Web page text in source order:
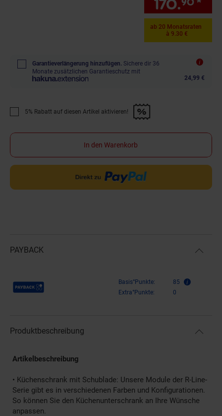
170. *
ab 20 Monatsraten
à 9.30 €
Garantieverlängerung hinzufügen. Sichere dir 36
Monate zusätzlichen Garantieschutz mit
24,99 €
Promotion "5% Rabatt auf diesen Artikel aktivieren!" anwenden
5% Rabatt auf diesen Artikel aktivieren!
In den Warenkorb
PAYBACK
Payback Punkte Basis°Punkte:
85
Extra°Punkte:
0
Produktbeschreibung
Artikelbeschreibung
• Küchenschrank mit Schublade: Unsere Module der R-Line-
Serie gibt es in verschiedenen Farben und Konfigurationen.
So können Sie den Küchenunterschrank an Ihre Wünsche
anpassen.